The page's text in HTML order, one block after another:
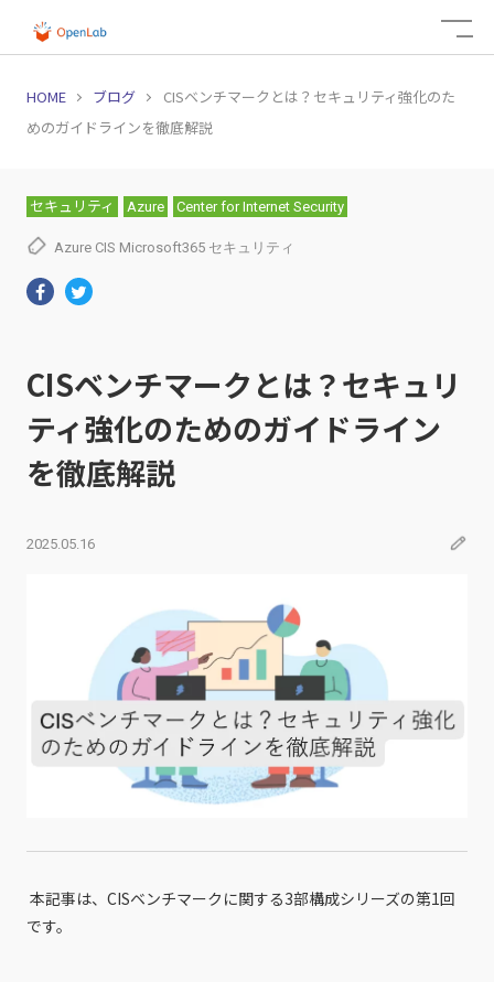
HOME ブログ
CISベンチマークとは？セキュリティ強化のた
めのガイドラインを徹底解説
セキュリティ Azure Center for Internet Security
Azure CIS Microsoft365 セキュリティ
CISベンチマークとは？セキュリ
ティ強化のためのガイドライン
を徹底解説
2025.05.16
本記事は、CISベンチマークに関する3部構成シリーズの第1回
です。